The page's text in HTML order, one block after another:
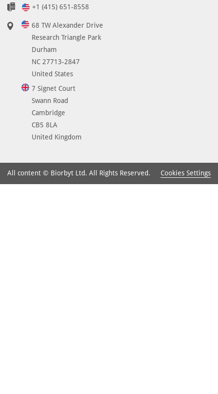
+1 (415) 651-8558
68 TW Alexander Drive
Research Triangle Park
Durham
NC 27713-2847
United States
7 Signet Court
Swann Road
Cambridge
CB5 8LA
United Kingdom
All content © Biorbyt Ltd. All Rights Reserved. Cookies Settings